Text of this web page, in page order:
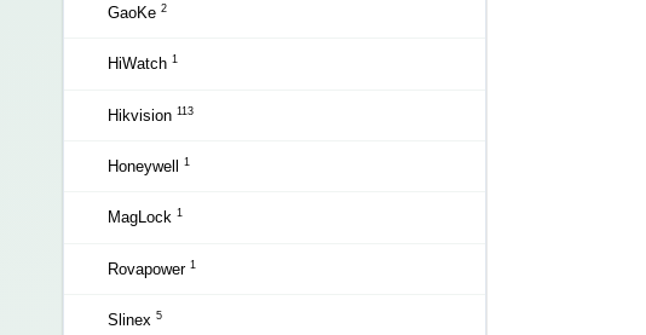
GaoKe 2
HiWatch 1
Hikvision 113
Honeywell 1
MagLock 1
Rovapower 1
Slinex 5